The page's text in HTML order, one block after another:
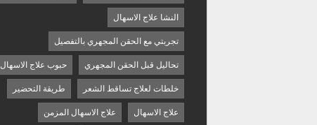
النشا علاج الاسهال
تجربتي مع الحقن المجهري بالتفصيل
تحاليل قبل الحقن المجهري حبوب علاج الاسهال
خلطات لعلاج تساقط الشعر طريقة التحضير
علاج الاسهال علاج الاسهال المزمن